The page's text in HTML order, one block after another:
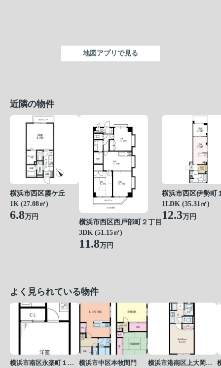
地図アプリで見る
近隣の物件
横浜市西区霞ケ丘
1K (27.08㎡)
6.8万円
横浜市西区西戸部町２丁目
3DK (51.15㎡)
11.8万円
横浜市西区伊勢町
1LDK (35.31㎡)
12.3万円
よく見られている物件
横浜市南区永楽町１丁目
横浜市中区本牧間門
横浜市港南区上大岡東１丁目